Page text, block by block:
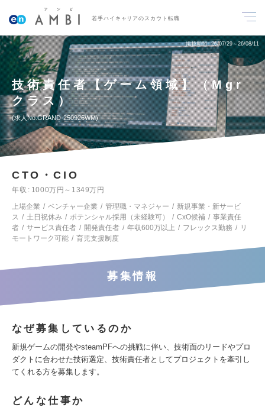
若手ハイキャリアのスカウト転職
掲載期間 26/07/29～26/08/11
技術責任者【ゲーム領域】（Mgr
クラス）
求人No.GRAND-250926WM
CTO・CIO
年収
1000万円～1349万円
上場企業
ベンチャー企業 管理職・マネジャー
新規事業・新サービ
ス
土日祝休み ポテンシャル採用（未経験可） CxO候補
事業責任
者
サービス責任者 開発責任者 年収600万以上 フレックス勤務
リ
モートワーク可能
育児支援制度
募集情報
なぜ募集しているのか
新規ゲームの開発やsteamPFへの挑戦に伴い、技術面のリードやプロ
ダクトに合わせた技術選定、技術責任者としてプロジェクトを牽引し
てくれる方を募集します。
どんな仕事か